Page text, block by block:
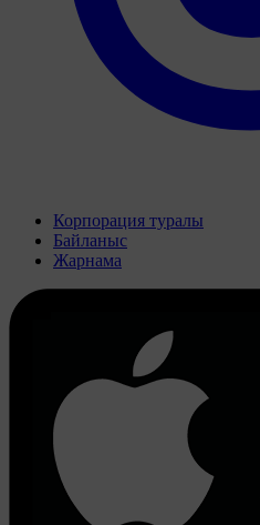
Корпорация туралы
Байланыс
Жарнама